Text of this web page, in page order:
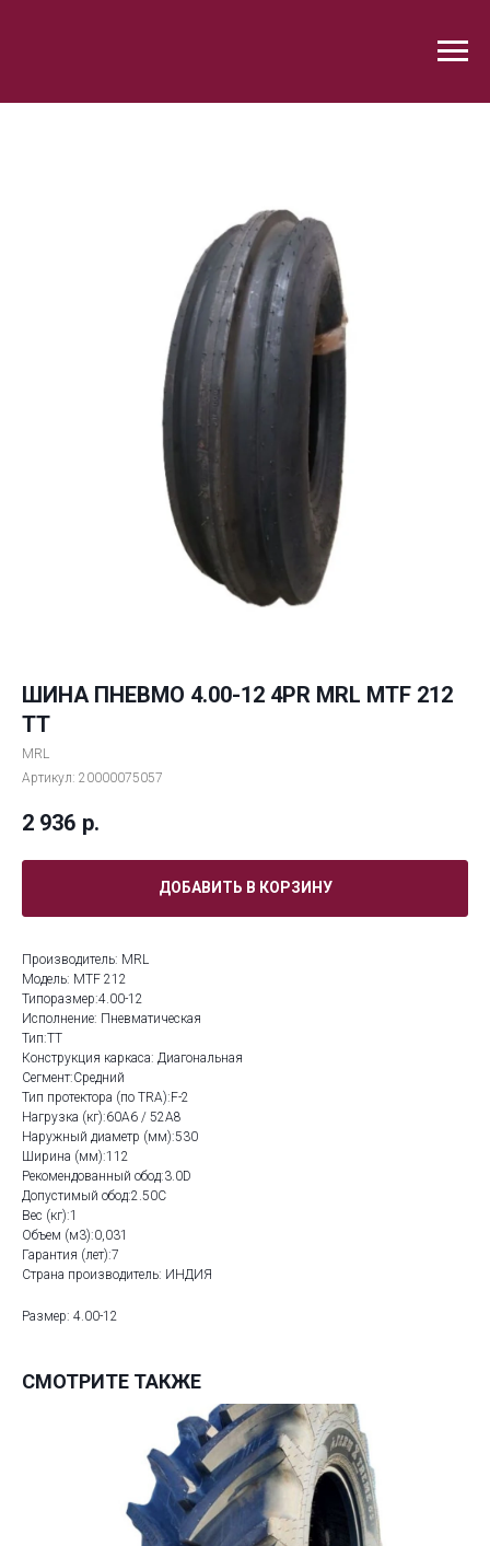
ШИНА ПНЕВМО 4.00-12 4PR MRL MTF 212
TT
MRL
Артикул: 20000075057
2 936 р.
ДОБАВИТЬ В КОРЗИНУ
Производитель: MRL
Модель: MTF 212
Типоразмер:4.00-12
Исполнение: Пневматическая
Тип:TT
Конструкция каркаса: Диагональная
Сегмент:Средний
Тип протектора (по TRA):F-2
Нагрузка (кг):60A6 / 52A8
Наружный диаметр (мм):530
Ширина (мм):112
Рекомендованный обод:3.0D
Допустимый обод:2.50C
Вес (кг):1
Объем (м3):0,031
Гарантия (лет):7
Страна производитель: ИНДИЯ
Размер: 4.00-12
СМОТРИТЕ ТАКЖЕ